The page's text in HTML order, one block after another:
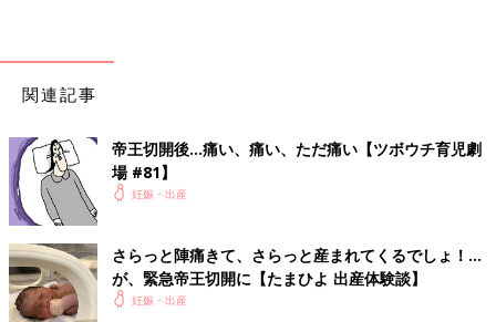
関連記事
帝王切開後…痛い、痛い、ただ痛い【ツボウチ育児劇
場 #81】
妊娠・出産
さらっと陣痛きて、さらっと産まれてくるでしょ！…
が、緊急帝王切開に【たまひよ 出産体験談】
妊娠・出産